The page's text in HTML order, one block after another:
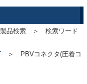
検索 ＞ 検索ワード
＞
PBVコネクタ(圧着コ